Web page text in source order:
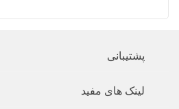
پشتیبانی
لینک های مفید